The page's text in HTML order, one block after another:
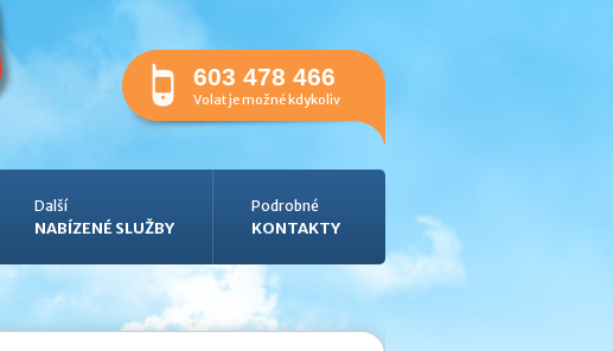
603 478 466
Volat je možné kdykoliv
Další
NABÍZENÉ SLUŽBY
Podrobné
KONTAKTY